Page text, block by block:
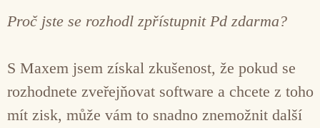
Proč jste se rozhodl zpřístupnit Pd zdarma?
S Maxem jsem získal zkušenost, že pokud se
rozhodnete zveřejňovat software a chcete z toho
mít zisk, může vám to snadno znemožnit další